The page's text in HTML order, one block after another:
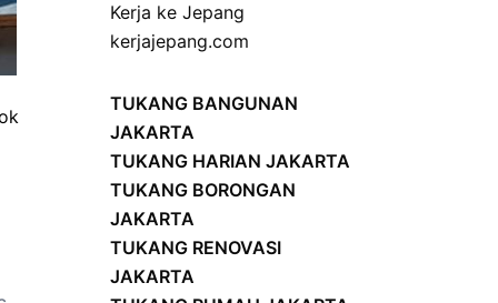
Kerja ke Jepang
kerjajepang.com
TUKANG BANGUNAN
JAKARTA
TUKANG HARIAN JAKARTA
TUKANG BORONGAN
JAKARTA
TUKANG RENOVASI
JAKARTA